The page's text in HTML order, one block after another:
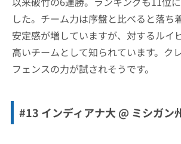
した。チーム力は序盤と比べると落ち
安定感が増していますが、対するルイ
高いチームとして知られています。ク
フェンスの力が試されそうです。
#13 インディアナ大 @ ミシガン